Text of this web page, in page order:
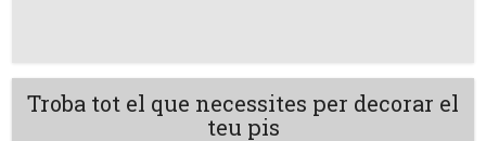
Troba tot el que necessites per decorar el
teu pis